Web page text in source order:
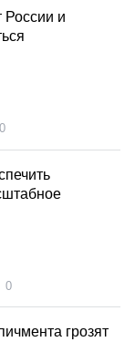
России и
0
0
грозят